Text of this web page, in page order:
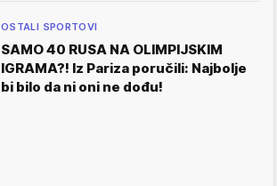
OSTALI SPORTOVI
SAMO 40 RUSA NA OLIMPIJSKIM
IGRAMA?! Iz Pariza poručili: Najbolje
bi bilo da ni oni ne dođu!